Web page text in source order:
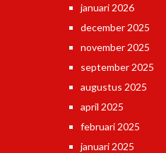
januari 2026
december 2025
november 2025
september 2025
augustus 2025
april 2025
februari 2025
januari 2025